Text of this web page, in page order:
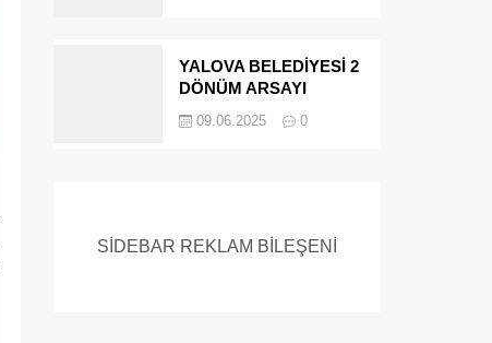
YALOVA BELEDİYESİ 2
DÖNÜM ARSAYI
09.06.2025 0
SİDEBAR REKLAM BİLEŞENİ